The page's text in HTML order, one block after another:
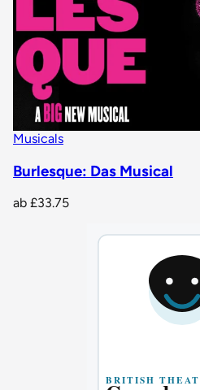
Musicals
Burlesque: Das Musical
ab £33.75